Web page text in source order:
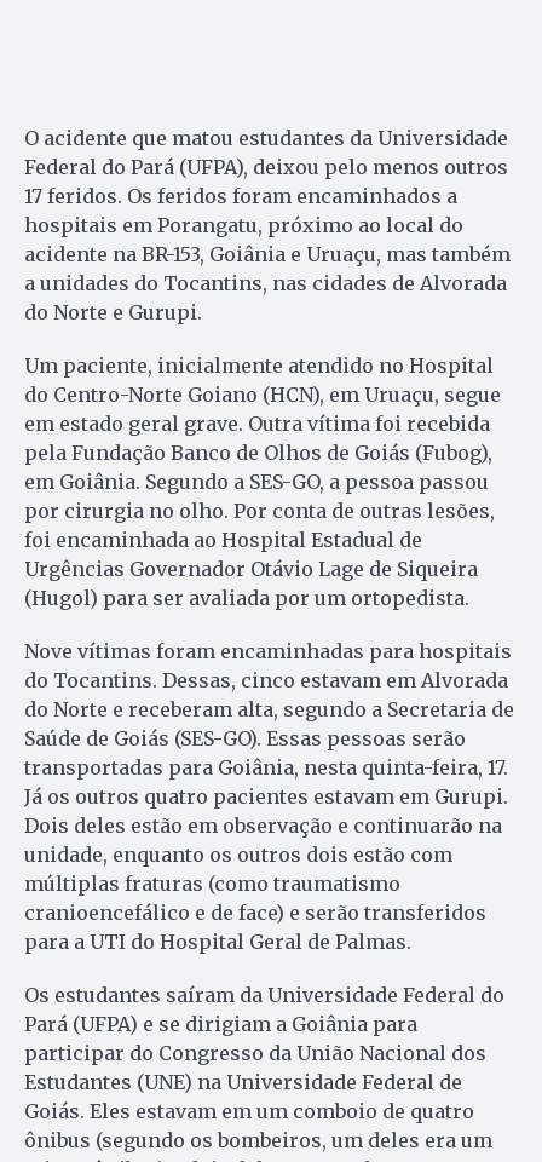
O acidente que matou estudantes da Universidade
Federal do Pará (UFPA), deixou pelo menos outros
17 feridos. Os feridos foram encaminhados a
hospitais em Porangatu, próximo ao local do
acidente na BR-153, Goiânia e Uruaçu, mas também
a unidades do Tocantins, nas cidades de Alvorada
do Norte e Gurupi.
Um paciente, inicialmente atendido no Hospital
do Centro-Norte Goiano (HCN), em Uruaçu, segue
em estado geral grave. Outra vítima foi recebida
pela Fundação Banco de Olhos de Goiás (Fubog),
em Goiânia. Segundo a SES-GO, a pessoa passou
por cirurgia no olho. Por conta de outras lesões,
foi encaminhada ao Hospital Estadual de
Urgências Governador Otávio Lage de Siqueira
(Hugol) para ser avaliada por um ortopedista.
Nove vítimas foram encaminhadas para hospitais
do Tocantins. Dessas, cinco estavam em Alvorada
do Norte e receberam alta, segundo a Secretaria de
Saúde de Goiás (SES-GO). Essas pessoas serão
transportadas para Goiânia, nesta quinta-feira, 17.
Já os outros quatro pacientes estavam em Gurupi.
Dois deles estão em observação e continuarão na
unidade, enquanto os outros dois estão com
múltiplas fraturas (como traumatismo
cranioencefálico e de face) e serão transferidos
para a UTI do Hospital Geral de Palmas.
Os estudantes saíram da Universidade Federal do
Pará (UFPA) e se dirigiam a Goiânia para
participar do Congresso da União Nacional dos
Estudantes (UNE) na Universidade Federal de
Goiás. Eles estavam em um comboio de quatro
ônibus (segundo os bombeiros, um deles era um